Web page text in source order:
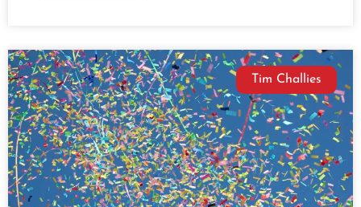
Tim Challies